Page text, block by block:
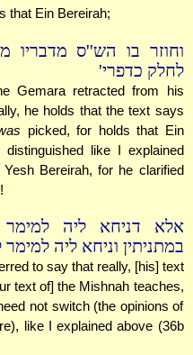
that Ein Bereirah;
וחוזר בו הש''ס מדבריו
לחלק כדפרי'
Gemara retracted from his
he holds that the text says
picked, for holds that Ein
like I explained
Bereirah, for he clarified
אלא דניחא ליה
במתניתין וניחא ליה
to say that really, [his] text
text of] the Mishnah teaches,
not switch (the opinions of
like I explained above (36b